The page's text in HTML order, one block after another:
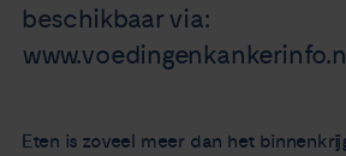
beschikbaar via:
Eten is zoveel meer dan het